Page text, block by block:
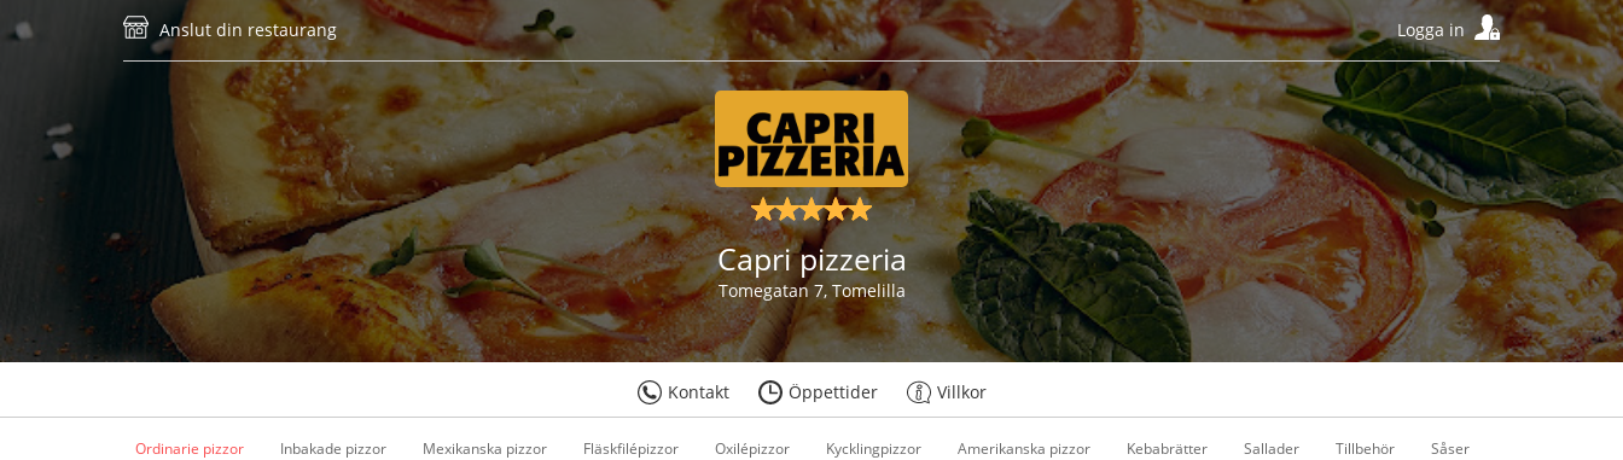
Logga in
Anslut din restaurang
Capri pizzeria
Tomegatan 7, Tomelilla
Kontakt Öppettider Villkor
Ordinarie pizzor Inbakade pizzor Mexikanska pizzor Fläskfilépizzor Oxilépizzor Kycklingpizzor Amerikanska pizzor Kebabrätter Sallader Tillbehör Såser